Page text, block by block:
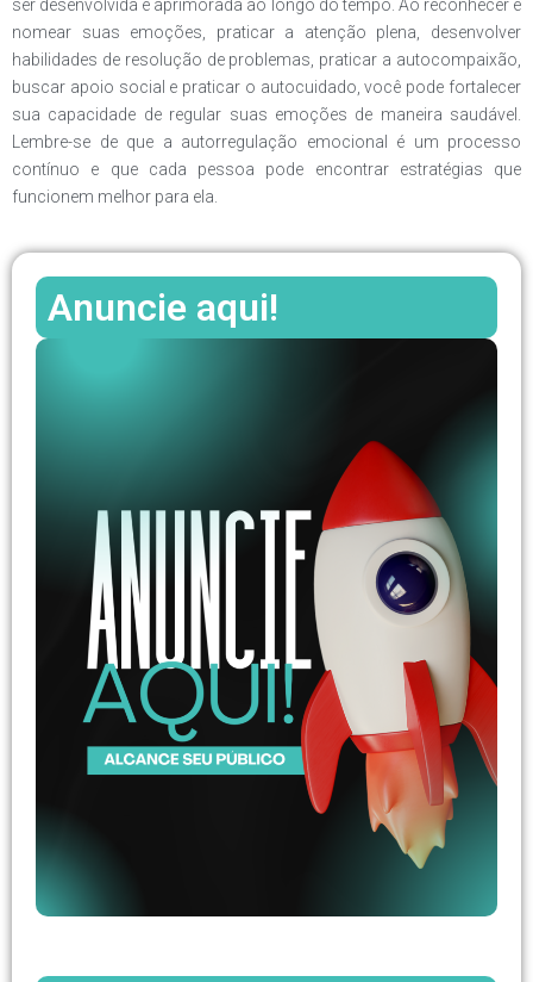
ser desenvolvida e aprimorada ao longo do tempo. Ao reconhecer e
nomear suas emoções, praticar a atenção plena, desenvolver
habilidades de resolução de problemas, praticar a autocompaixão,
buscar apoio social e praticar o autocuidado, você pode fortalecer
sua capacidade de regular suas emoções de maneira saudável.
Lembre-se de que a autorregulação emocional é um processo
contínuo e que cada pessoa pode encontrar estratégias que
funcionem melhor para ela.
Anuncie aqui!